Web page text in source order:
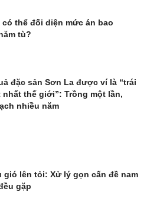
có thể đối diện mức án bao
tù?
đặc sản Sơn La được ví là “trái
nhất thế giới”: Trồng một lần,
nhiều năm
gió lên tỏi: Xử lý gọn cấn đề nam
gặp